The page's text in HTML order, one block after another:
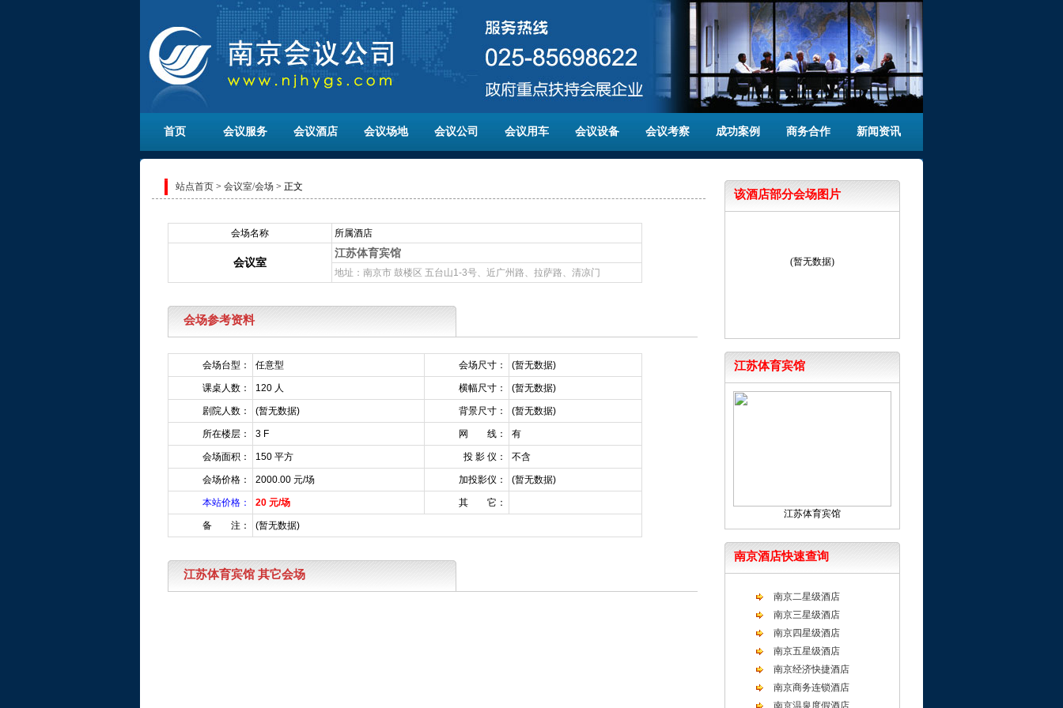
首页 会议服务 会议酒店 会议场地 会议公司 会议用车 会议设备 会议考察 成功案例 商务合作 新闻资讯
站点首页 > 会议室/会场 > 正文
会场名称 所属酒店
会议室
江苏体育宾馆
地址：南京市 鼓楼区 五台山1-3号、近广州路、拉萨路、清凉门
会场参考资料
会场台型： 任意型 会场尺寸： (暂无数据)
课桌人数： 120 人 横幅尺寸： (暂无数据)
剧院人数： (暂无数据) 背景尺寸： (暂无数据)
所在楼层： 3 F 网 线： 有
会场面积： 150 平方 投 影 仪： 不含
会场价格： 2000.00 元/场 加投影仪： (暂无数据)
本站价格： 20 元/场 其 它：
备 注： (暂无数据)
江苏体育宾馆 其它会场
该酒店部分会场图片
(暂无数据)
江苏体育宾馆
江苏体育宾馆
南京酒店快速查询
南京二星级酒店
南京三星级酒店
南京四星级酒店
南京五星级酒店
南京经济快捷酒店
南京商务连锁酒店
南京温泉度假酒店